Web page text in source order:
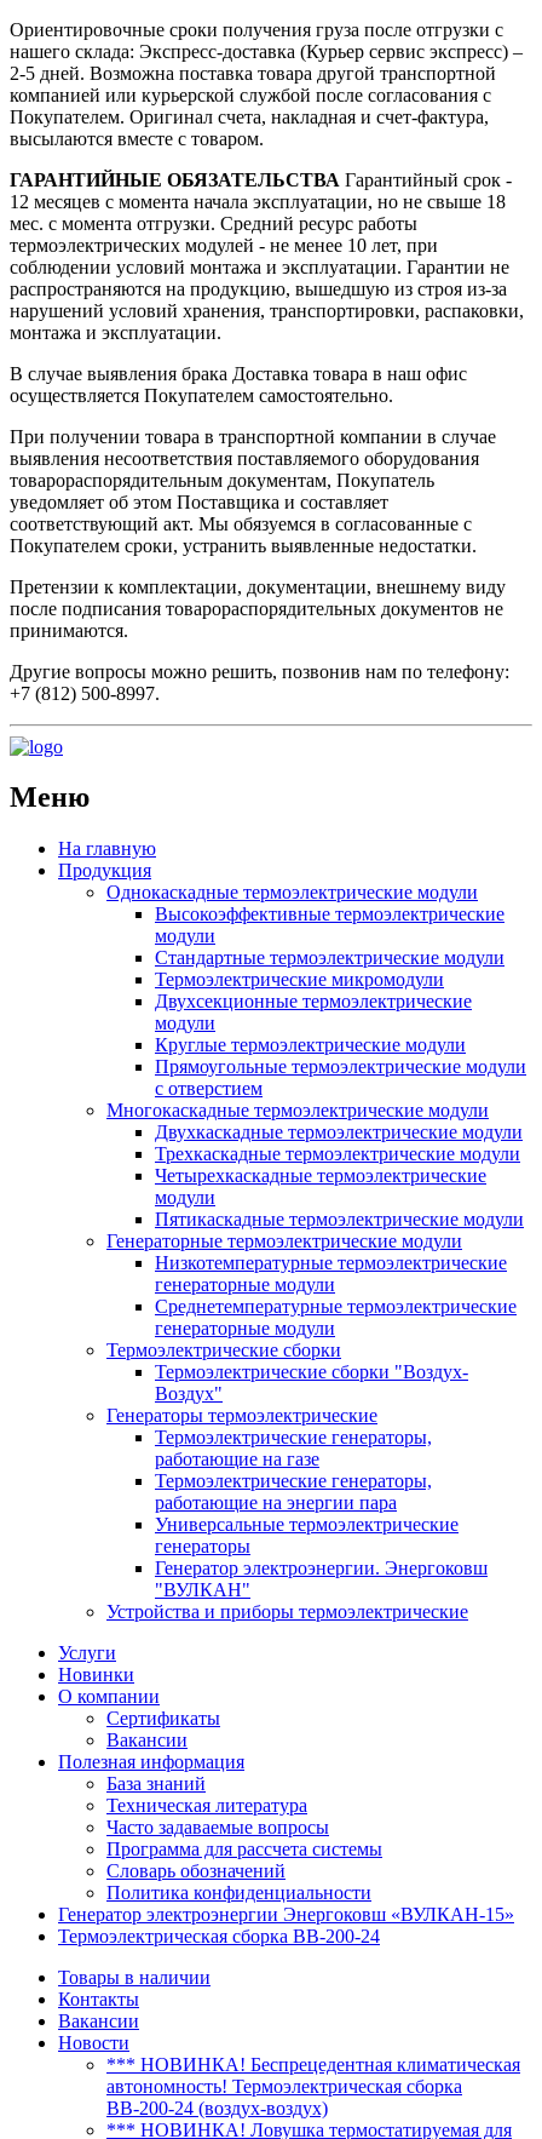
Ориентировочные сроки получения груза после отгрузки с
нашего склада: Экспресс-доставка (Курьер сервис экспресс) –
2-5 дней. Возможна поставка товара другой транспортной
компанией или курьерской службой после согласования с
Покупателем. Оригинал счета, накладная и счет-фактура,
высылаются вместе с товаром.
ГАРАНТИЙНЫЕ ОБЯЗАТЕЛЬСТВА Гарантийный срок -
12 месяцев с момента начала эксплуатации, но не свыше 18
мес. с момента отгрузки. Средний ресурс работы
термоэлектрических модулей - не менее 10 лет, при
соблюдении условий монтажа и эксплуатации. Гарантии не
распространяются на продукцию, вышедшую из строя из-за
нарушений условий хранения, транспортировки, распаковки,
монтажа и эксплуатации.
В случае выявления брака Доставка товара в наш офис
осуществляется Покупателем самостоятельно.
При получении товара в транспортной компании в случае
выявления несоответствия поставляемого оборудования
товарораспорядительным документам, Покупатель
уведомляет об этом Поставщика и составляет
соответствующий акт. Мы обязуемся в согласованные с
Покупателем сроки, устранить выявленные недостатки.
Претензии к комплектации, документации, внешнему виду
после подписания товарораспорядительных документов не
принимаются.
Другие вопросы можно решить, позвонив нам по телефону:
+7 (812) 500-8997.
Меню
На главную
Продукция
Однокаскадные термоэлектрические модули
Высокоэффективные термоэлектрические
модули
Стандартные термоэлектрические модули
Термоэлектрические микромодули
Двухсекционные термоэлектрические
модули
Круглые термоэлектрические модули
Прямоугольные термоэлектрические модули
с отверстием
Многокаскадные термоэлектрические модули
Двухкаскадные термоэлектрические модули
Трехкаскадные термоэлектрические модули
Четырехкаскадные термоэлектрические
модули
Пятикаскадные термоэлектрические модули
Генераторные термоэлектрические модули
Низкотемпературные термоэлектрические
генераторные модули
Среднетемпературные термоэлектрические
генераторные модули
Термоэлектрические сборки
Термоэлектрические сборки "Воздух-
Воздух"
Генераторы термоэлектрические
Термоэлектрические генераторы,
работающие на газе
Термоэлектрические генераторы,
работающие на энергии пара
Универсальные термоэлектрические
генераторы
Генератор электроэнергии. Энергоковш
"ВУЛКАН"
Устройства и приборы термоэлектрические
Услуги
Новинки
О компании
Сертификаты
Вакансии
Полезная информация
База знаний
Техническая литература
Часто задаваемые вопросы
Программа для рассчета системы
Словарь обозначений
Политика конфиденциальности
Генератор электроэнергии Энергоковш «ВУЛКАН-15»
Термоэлектрическая сборка ВВ-200-24
Товары в наличии
Контакты
Вакансии
Новости
*** НОВИНКА! Беспрецедентная климатическая
автономность! Термоэлектрическая сборка
ВВ-200-24 (воздух-воздух)
*** НОВИНКА! Ловушка термостатируемая для